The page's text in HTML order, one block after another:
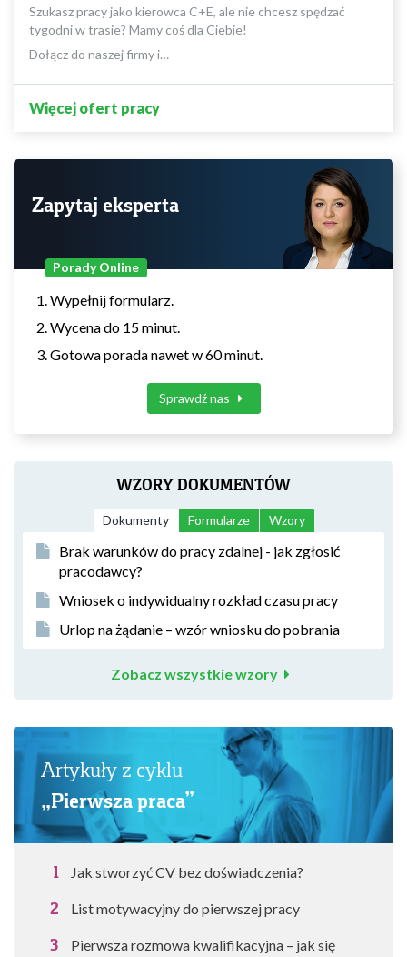
Szukasz pracy jako kierowca C+E, ale nie chcesz spędzać
tygodni w trasie? Mamy coś dla Ciebie!
Dołącz do naszej firmy i…
Więcej ofert pracy
Zapytaj eksperta
Porady Online
Wypełnij formularz.
Wycena do 15 minut.
Gotowa porada nawet w 60 minut.
Sprawdź nas
WZORY DOKUMENTÓW
Dokumenty Formularze Wzory
Brak warunków do pracy zdalnej - jak zgłosić
pracodawcy?
Wniosek o indywidualny rozkład czasu pracy
Urlop na żądanie – wzór wniosku do pobrania
Zobacz wszystkie wzory
Artykuły z cyklu
„Pierwsza praca”
Jak stworzyć CV bez doświadczenia?
List motywacyjny do pierwszej pracy
Pierwsza rozmowa kwalifikacyjna – jak się